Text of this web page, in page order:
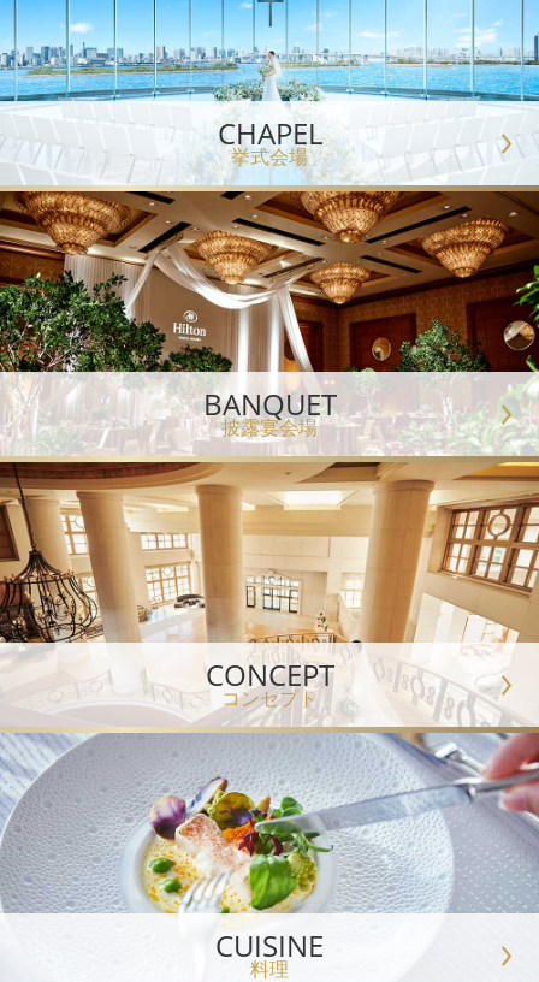
CHAPEL
挙式会場
BANQUET
披露宴会場
CONCEPT
コンセプト
CUISINE
料理